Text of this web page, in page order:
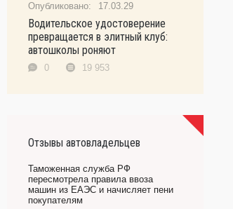
17.03.29
Водительское удостоверение
превращается в элитный клуб:
автошколы роняют
0 19 953
Отзывы автовладельцев
Таможенная служба РФ
пересмотрела правила ввоза
машин из ЕАЭС и начисляет пени
покупателям